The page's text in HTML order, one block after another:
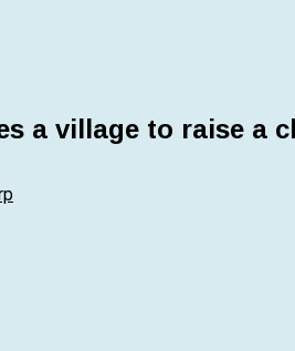
a village to raise a